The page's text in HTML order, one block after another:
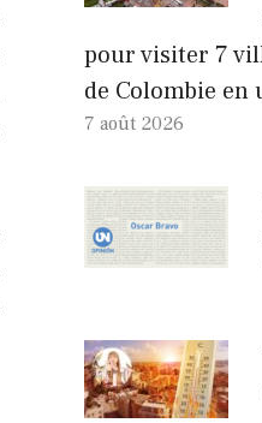
pour visiter 7
de Colombie en
7 août 2026